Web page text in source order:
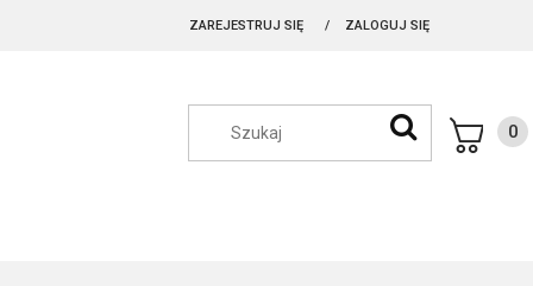
ZAREJESTRUJ SIĘ ZALOGUJ SIĘ